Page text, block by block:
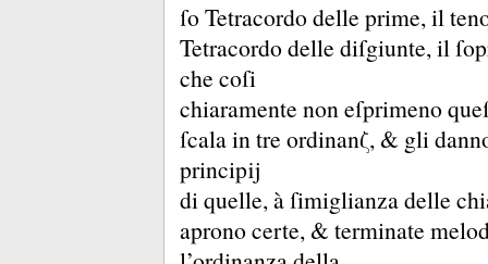
ſo Tetracordo delle prime, il
Tetracordo delle diſgiunte, il
che coſi
chiaramente non eſprimeno
ſcala in tre ordinanζ, & gli
principĳ
di quelle, à ſimiglianza delle
aprono certe, & terminate